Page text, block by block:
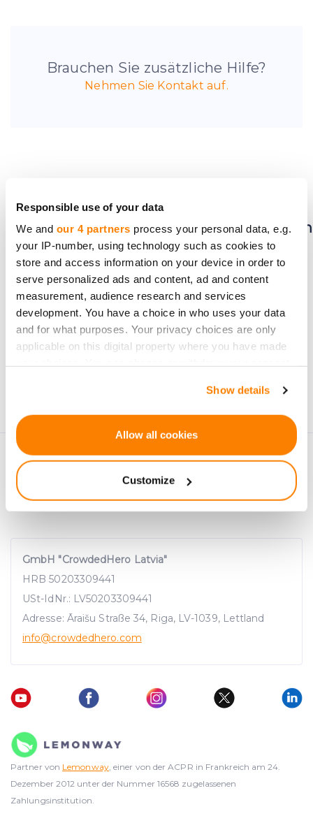
Responsible use of your data
We and our 4 partners process your personal data, e.g.
your IP-number, using technology such as cookies to
store and access information on your device in order to
serve personalized ads and content, ad and content
measurement, audience research and services
development. You have a choice in who uses your data
and for what purposes. Your privacy choices are only
applicable on this digital property where you have made
If you allow, we would also like to:
Identify your device by actively scanning it for
and set your preferences in the
We use cookies to provide website functionality, analyse
traffic data, display customized page content and
advertising. See more in ourCookies policy.
Show details
Allow all cookies
Customize
Brauchen Sie zusätzliche Hilfe?
Nehmen Sie Kontakt auf.
von neuen
Investmentmöglichkeiten
erfährt.
Abonnieren
Personenbezogene Daten werden gemäß den
von CrowdedHero verarbeitet.
GmbH "CrowdedHero Latvia"
HRB 50203309441
USt-IdNr.: LV50203309441
Adresse: Āraišu Straße 34, Riga, LV-1039, Lettland
info@crowdedhero.com
Partner von Lemonway, einer von der ACPR in Frankreich am 24.
Dezember 2012 unter der Nummer 16568 zugelassenen
Zahlungsinstitution.